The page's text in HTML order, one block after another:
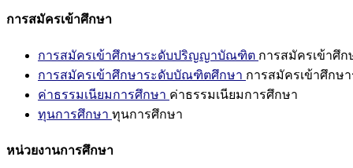
การสมัครเข้าศึกษา
การสมัครเข้าศึกษาระดับปริญญาบัณฑิต การสมัครเข้าศึ
การสมัครเข้าศึกษาระดับบัณฑิตศึกษา การสมัครเข้าศึกษ
ค่าธรรมเนียมการศึกษา ค่าธรรมเนียมการศึกษา
ทุนการศึกษา ทุนการศึกษา
หน่วยงานการศึกษา